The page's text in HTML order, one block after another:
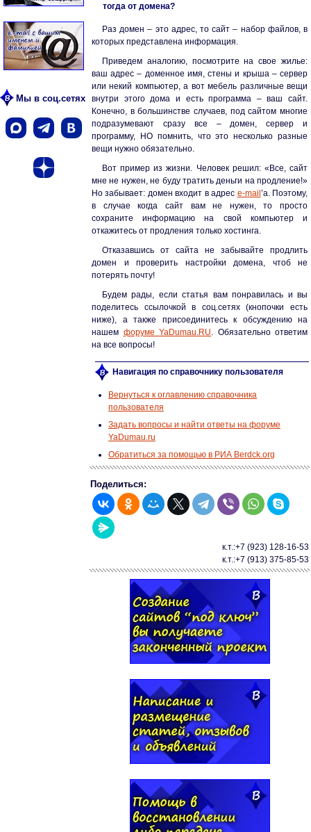
Мы в соц.сетях
тогда от домена?
Раз домен – это адрес, то сайт – набор файлов, в
которых представлена информация.
Приведем аналогию, посмотрите на свое жилье:
ваш адрес – доменное имя, стены и крыша – сервер
или некий компьютер, а вот мебель различные вещи
внутри этого дома и есть программа – ваш сайт.
Конечно, в большинстве случаев, под сайтом многие
подразумевают сразу все – домен, сервер и
программу, НО помнить, что это несколько разные
вещи нужно обязательно.
Вот пример из жизни. Человек решил: «Все, сайт
мне не нужен, не буду тратить деньги на продление!»
Но забывает: домен входит в адрес e-mail ’а. Поэтому,
в случае когда сайт вам не нужен, то просто
сохраните информацию на свой компьютер и
откажитесь от продления только хостинга.
Отказавшись от сайта не забывайте продлить
домен и проверить настройки домена, чтоб не
потерять почту!
Будем рады, если статья вам понравилась и вы
поделитесь ссылочкой в соц.сетях (кнопочки есть
ниже), а также присоединитесь к обсуждению на
нашем форуме YaDumau.RU. Обязательно ответим
на все вопросы!
Навигация по справочнику пользователя
Вернуться к оглавлению справочника
пользователя
Задать вопросы и найти ответы на форуме
YaDumau.ru
Обратиться за помощью в РИА Berdck.org
Поделиться:
к.т.:+7 (923) 128-16-53
к.т.:+7 (913) 375-85-53